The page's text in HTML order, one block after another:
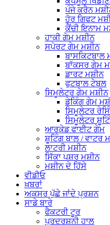
ਪੰਜੇ ਕਰੈਨ
ਹੋਰ ਗਿਫਟ
ਕੈਂਚੀ ਇਨਾਮ
ਹਾਕੀ ਗੇਮ ਮਸ਼ੀਨ
ਸਪੋਰਟ ਗੇਮ ਮਸ਼ੀਨ
ਬਾਸਕਿਟਬਾਲ
ਬਾੱਕਸਰ ਗੇਮ
ਡਾਰਟ ਮਸ਼ੀਨ
ਫੁਟਬਾਲ ਟੇਬਲ
ਸਿਮੂਲੇਟਰ ਗੇਮ ਮਸ਼ੀਨ
ਡੇਕਿੰਗ ਗੇਮ
ਸਿਮੂਲੇਟਰ
ਸਿਮੂਲੇਟਰ
ਆਰਕੇਡ ਫਾਈਟ ਗੇਮ
ਸ਼ੂਟਿੰਗ ਬਾਲ / ਵਾਟਰ
ਲਾਟਰੀ ਮਸ਼ੀਨ
ਸਿੱਕਾ ਪਸ਼ਰ ਮਸ਼ੀਨ
ਮਸ਼ੀਨ ਦੇ ਹਿੱਸੇ
ਵੀਡੀਓ
ਖ਼ਬਰਾਂ
ਅਕਸਰ ਪੁੱਛੇ ਜਾਂਦੇ ਪ੍ਰਸ਼ਨ
ਸਾਡੇ ਬਾਰੇ
ਫੈਕਟਰੀ ਟੂਰ
ਪ੍ਰਦਰਸ਼ਨੀ ਹਾਲ